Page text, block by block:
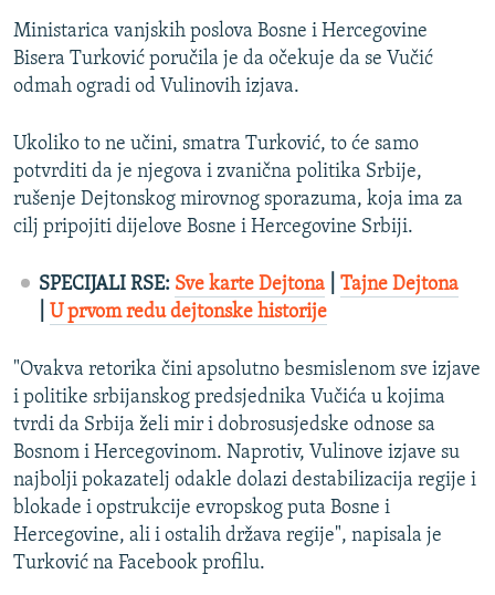
Ministarica vanjskih poslova Bosne i Hercegovine
Bisera Turković poručila je da očekuje da se Vučić
odmah ogradi od Vulinovih izjava.
Ukoliko to ne učini, smatra Turković, to će samo
potvrditi da je njegova i zvanična politika Srbije,
rušenje Dejtonskog mirovnog sporazuma, koja ima za
cilj pripojiti dijelove Bosne i Hercegovine Srbiji.
SPECIJALI RSE: Sve karte Dejtona| Tajne Dejtona
U prvom redu dejtonske historije
"Ovakva retorika čini apsolutno besmislenom sve izjave
i politike srbijanskog predsjednika Vučića u kojima
tvrdi da Srbija želi mir i dobrosusjedske odnose sa
Bosnom i Hercegovinom. Naprotiv, Vulinove izjave su
najbolji pokazatelj odakle dolazi destabilizacija regije i
blokade i opstrukcije evropskog puta Bosne i
Hercegovine, ali i ostalih država regije", napisala je
Turković na Facebook profilu.